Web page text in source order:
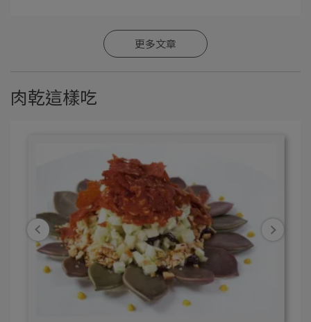
更多文章
肉乾這樣吃